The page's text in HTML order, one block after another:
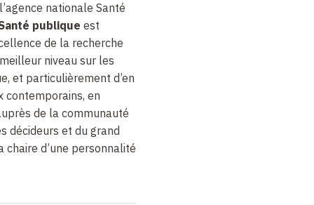
nationale Santé
publique est
de la recherche
niveau sur les
et particulièrement d’en
contemporains, en
de la communauté
décideurs et du grand
chaire d’une personnalité